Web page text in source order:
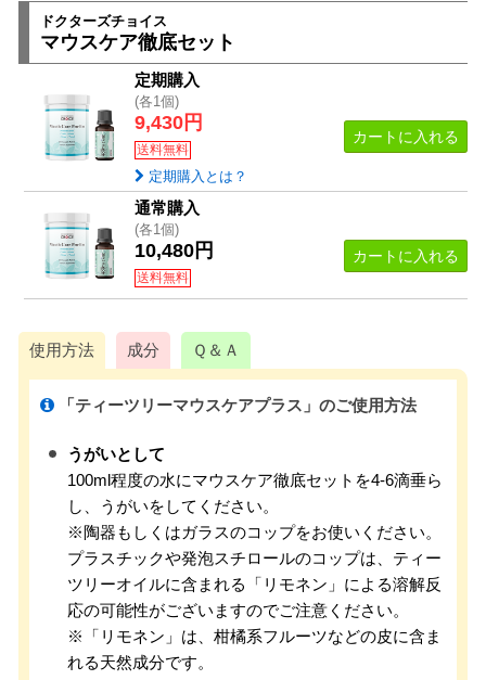
ドクターズチョイス
マウスケア徹底セット
定期購入
(各1個)
9,430円
送料無料
カートに入れる
定期購入とは？
通常購入
(各1個)
10,480円
送料無料
カートに入れる
使用方法 成分 Ｑ＆Ａ
「ティーツリーマウスケアプラス」のご使用方法
うがいとして
100ml程度の水にマウスケア徹底セットを4-6滴垂ら
し、うがいをしてください。
※陶器もしくはガラスのコップをお使いください。
プラスチックや発泡スチロールのコップは、ティー
ツリーオイルに含まれる「リモネン」による溶解反
応の可能性がございますのでご注意ください。
※「リモネン」は、柑橘系フルーツなどの皮に含ま
れる天然成分です。